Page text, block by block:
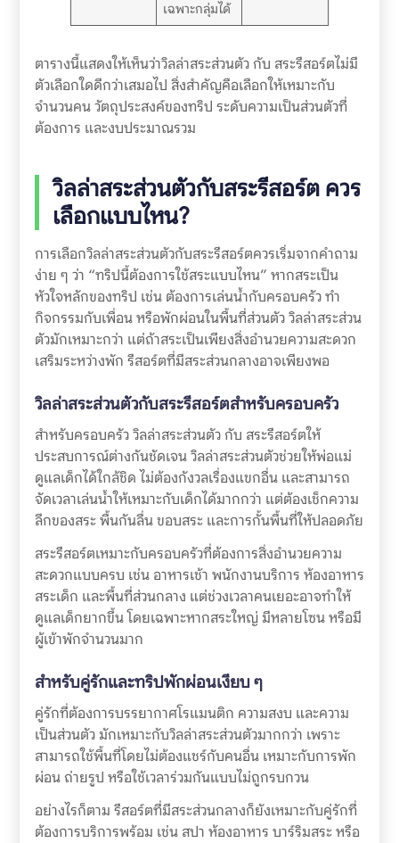
เฉพาะกลุ่มได้
ตารางนี้แสดงให้เห็นว่าวิลล่าสระส่วนตัว กับ สระรีสอร์ตไม่มี
ตัวเลือกใดดีกว่าเสมอไป สิ่งสำคัญคือเลือกให้เหมาะกับ
จำนวนคน วัตถุประสงค์ของทริป ระดับความเป็นส่วนตัวที่
ต้องการ และงบประมาณรวม
วิลล่าสระส่วนตัวกับสระรีสอร์ต ควร
เลือกแบบไหน?
การเลือกวิลล่าสระส่วนตัวกับสระรีสอร์ตควรเริ่มจากคำถาม
ง่าย ๆ ว่า “ทริปนี้ต้องการใช้สระแบบไหน” หากสระเป็น
หัวใจหลักของทริป เช่น ต้องการเล่นน้ำกับครอบครัว ทำ
กิจกรรมกับเพื่อน หรือพักผ่อนในพื้นที่ส่วนตัว วิลล่าสระส่วน
ตัวมักเหมาะกว่า แต่ถ้าสระเป็นเพียงสิ่งอำนวยความสะดวก
เสริมระหว่างพัก รีสอร์ตที่มีสระส่วนกลางอาจเพียงพอ
วิลล่าสระส่วนตัวกับสระรีสอร์ตสำหรับครอบครัว
สำหรับครอบครัว วิลล่าสระส่วนตัว กับ สระรีสอร์ตให้
ประสบการณ์ต่างกันชัดเจน วิลล่าสระส่วนตัวช่วยให้พ่อแม่
ดูแลเด็กได้ใกล้ชิด ไม่ต้องกังวลเรื่องแขกอื่น และสามารถ
จัดเวลาเล่นน้ำให้เหมาะกับเด็กได้มากกว่า แต่ต้องเช็กความ
ลึกของสระ พื้นกันลื่น ขอบสระ และการกั้นพื้นที่ให้ปลอดภัย
สระรีสอร์ตเหมาะกับครอบครัวที่ต้องการสิ่งอำนวยความ
สะดวกแบบครบ เช่น อาหารเช้า พนักงานบริการ ห้องอาหาร
สระเด็ก และพื้นที่ส่วนกลาง แต่ช่วงเวลาคนเยอะอาจทำให้
ดูแลเด็กยากขึ้น โดยเฉพาะหากสระใหญ่ มีหลายโซน หรือมี
ผู้เข้าพักจำนวนมาก
สำหรับคู่รักและทริปพักผ่อนเงียบ ๆ
คู่รักที่ต้องการบรรยากาศโรแมนติก ความสงบ และความ
เป็นส่วนตัว มักเหมาะกับวิลล่าสระส่วนตัวมากกว่า เพราะ
สามารถใช้พื้นที่โดยไม่ต้องแชร์กับคนอื่น เหมาะกับการพัก
ผ่อน ถ่ายรูป หรือใช้เวลาร่วมกันแบบไม่ถูกรบกวน
อย่างไรก็ตาม รีสอร์ตที่มีสระส่วนกลางก็ยังเหมาะกับคู่รักที่
ต้องการบริการพร้อม เช่น สปา ห้องอาหาร บาร์ริมสระ หรือ